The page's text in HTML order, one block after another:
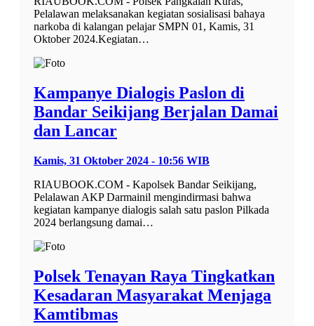
Pelalawan melaksanakan kegiatan sosialisasi bahaya
narkoba di kalangan pelajar SMPN 01, Kamis, 31
Oktober 2024.Kegiatan…
Kampanye Dialogis Paslon di
Bandar Seikijang Berjalan Damai
dan Lancar
Kamis, 31 Oktober 2024 - 10:56 WIB
RIAUBOOK.COM - Kapolsek Bandar Seikijang,
Pelalawan AKP Darmainil mengindirmasi bahwa
kegiatan kampanye dialogis salah satu paslon Pilkada
2024 berlangsung damai…
Polsek Tenayan Raya Tingkatkan
Kesadaran Masyarakat Menjaga
Kamtibmas